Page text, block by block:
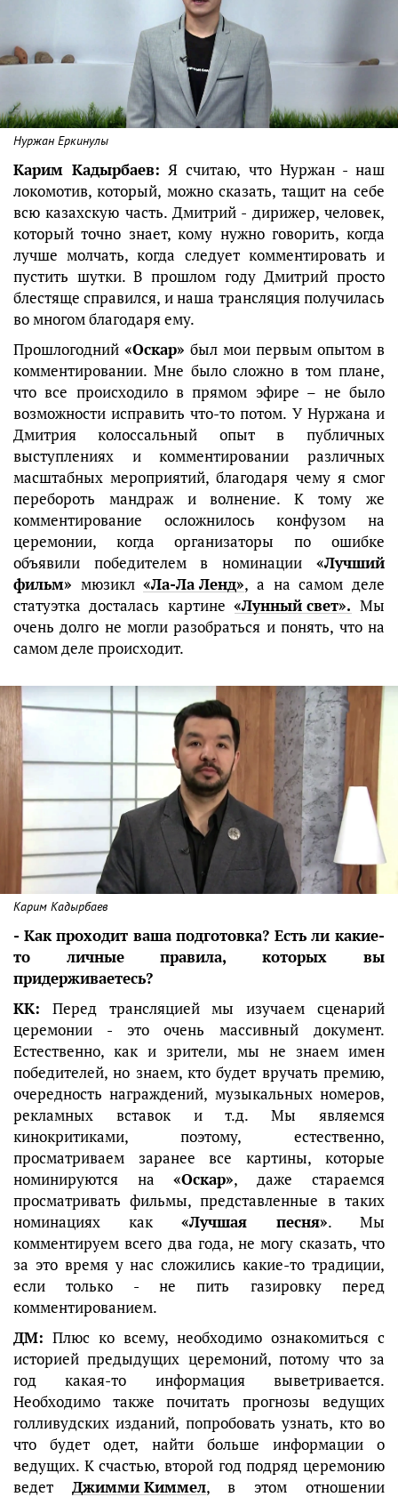
Нуржан Еркинулы
Карим Кадырбаев: Я считаю, что Нуржан - наш
локомотив, который, можно сказать, тащит на себе
всю казахскую часть. Дмитрий - дирижер, человек,
который точно знает, кому нужно говорить, когда
лучше молчать, когда следует комментировать и
пустить шутки. В прошлом году Дмитрий просто
блестяще справился, и наша трансляция получилась
во многом благодаря ему.
Прошлогодний «Оскар» был мои первым опытом в
комментировании. Мне было сложно в том плане,
что все происходило в прямом эфире – не было
возможности исправить что-то потом. У Нуржана и
Дмитрия колоссальный опыт в публичных
выступлениях и комментировании различных
масштабных мероприятий, благодаря чему я смог
перебороть мандраж и волнение. К тому же
комментирование осложнилось конфузом на
церемонии, когда организаторы по ошибке
объявили победителем в номинации «Лучший
фильм» мюзикл«Ла-Ла Ленд», а на самом деле
статуэтка досталась картине«Лунный свет». Мы
очень долго не могли разобраться и понять, что на
самом деле происходит.
Карим Кадырбаев
- Как проходит ваша подготовка? Есть ли какие-
то личные правила, которых вы
придерживаетесь?
КК: Перед трансляцией мы изучаем сценарий
церемонии - это очень массивный документ.
Естественно, как и зрители, мы не знаем имен
победителей, но знаем, кто будет вручать премию,
очередность награждений, музыкальных номеров,
рекламных вставок и т.д. Мы являемся
кинокритиками, поэтому, естественно,
просматриваем заранее все картины, которые
номинируются на«Оскар», даже стараемся
просматривать фильмы, представленные в таких
номинациях как «Лучшая песня». Мы
комментируем всего два года, не могу сказать, что
за это время у нас сложились какие-то традиции,
если только - не пить газировку перед
комментированием.
ДМ: Плюс ко всему, необходимо ознакомиться с
историей предыдущих церемоний, потому что за
год какая-то информация выветривается.
Необходимо также почитать прогнозы ведущих
голливудских изданий, попробовать узнать, кто во
что будет одет, найти больше информации о
ведущих. К счастью, второй год подряд церемонию
ведет Джимми Киммел, в этом отношении